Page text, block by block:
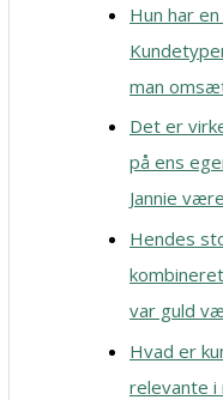
Hun har
man
Det er
på ens
Jannie
Hendes
var guld
Hvad er
relevante i